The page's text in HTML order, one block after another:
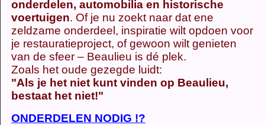
onderdelen, automobilia en historische
voertuigen. Of je nu zoekt naar dat ene
zeldzame onderdeel, inspiratie wilt opdoen voor
je restauratieproject, of gewoon wilt genieten
van de sfeer – Beaulieu is dé plek.
Zoals het oude gezegde luidt:
"Als je het niet kunt vinden op Beaulieu,
bestaat het niet!"
ONDERDELEN NODIG !?